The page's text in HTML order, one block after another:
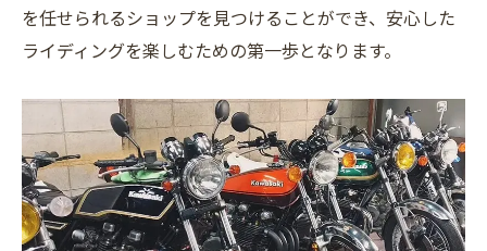
技術者とのコミュニケーションが安心を生
む
トラブル時の迅速な対応力
バイクメンテナンスで快適なライディングを楽
しむ方法
ライディングポジションの調整とその効果
を任せられるショップを見つけることができ、安心した
ライディングを楽しむための第一歩となります。